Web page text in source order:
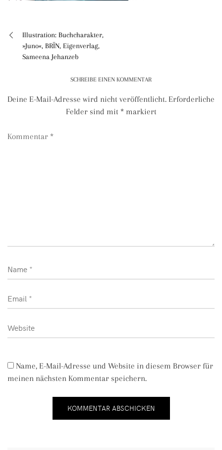
Beitragsnavigation
Illustration: Buchcharakter,
»Juno«, BRÏN, Eigenverlag,
Sameena Jehanzeb
SCHREIBE EINEN KOMMENTAR
Deine E-Mail-Adresse wird nicht veröffentlicht. Erforderliche
Felder sind mit *markiert
Kommentar *
Name, E-Mail-Adresse und Website in diesem Browser für
meinen nächsten Kommentar speichern.